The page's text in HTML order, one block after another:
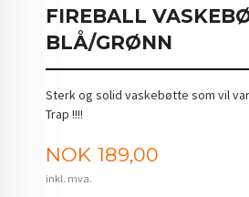
FIREBALL
BLÅ/GRØNN
Sterk og solid vaskebøtte som vil
Trap !!!!
Pris
NOK 189,00
inkl. mva.